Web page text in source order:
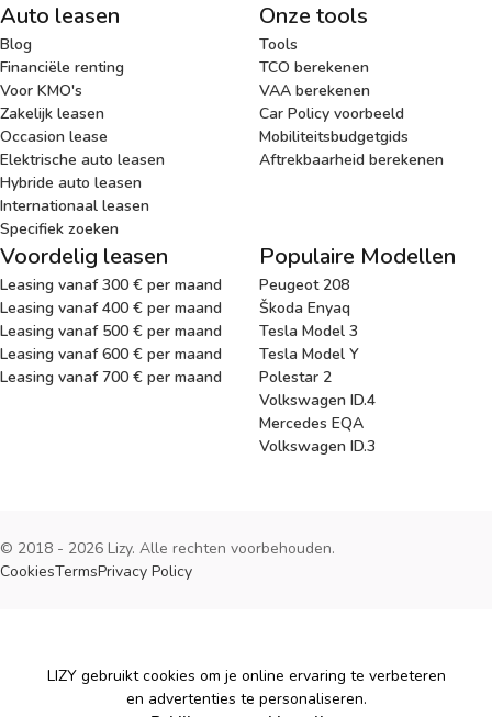
Auto leasen
Blog
Financiële renting
Voor KMO's
Zakelijk leasen
Occasion lease
Elektrische auto leasen
Hybride auto leasen
Internationaal leasen
Specifiek zoeken
Onze tools
Tools
TCO berekenen
VAA berekenen
Car Policy voorbeeld
Mobiliteitsbudgetgids
Aftrekbaarheid berekenen
Voordelig leasen
Leasing vanaf 300 € per maand
Leasing vanaf 400 € per maand
Leasing vanaf 500 € per maand
Leasing vanaf 600 € per maand
Leasing vanaf 700 € per maand
Populaire Modellen
Peugeot 208
Škoda Enyaq
Tesla Model 3
Tesla Model Y
Polestar 2
Volkswagen ID.4
Mercedes EQA
Volkswagen ID.3
© 2018 - 2026 Lizy. Alle rechten voorbehouden.
CookiesTermsPrivacy Policy
Cookies
LIZY gebruikt cookies om je online ervaring te verbeteren
en advertenties te personaliseren.